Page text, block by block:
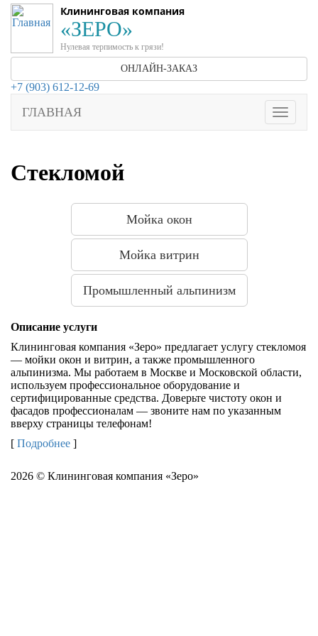
Клининговая компания
«ЗЕРО»
Нулевая терпимость к грязи!
ОНЛАЙН-ЗАКАЗ
+7 (903) 612-12-69
Toggle
ГЛАВНАЯ
Стекломой
Мойка окон
Мойка витрин
Промышленный альпинизм
Описание услуги
Клининговая компания «Зеро» предлагает услугу стекломоя
— мойки окон и витрин, а также промышленного
альпинизма. Мы работаем в Москве и Московской области,
используем профессиональное оборудование и
сертифицированные средства. Доверьте чистоту окон и
фасадов профессионалам — звоните нам по указанным
вверху страницы телефонам!
[ Подробнее ]
2026 © Клининговая компания «Зеро»